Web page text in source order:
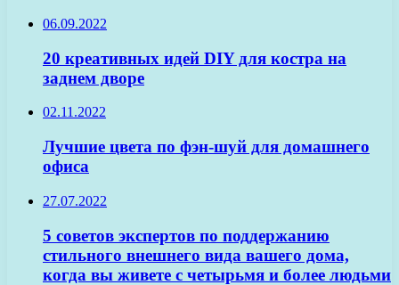
06.09.2022
20 креативных идей DIY для костра на
заднем дворе
02.11.2022
Лучшие цвета по фэн-шуй для домашнего
офиса
27.07.2022
5 советов экспертов по поддержанию
стильного внешнего вида вашего дома,
когда вы живете с четырьмя и более людьми